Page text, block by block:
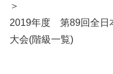
＞
2019年度 第89回全日
大会(階級一覧)